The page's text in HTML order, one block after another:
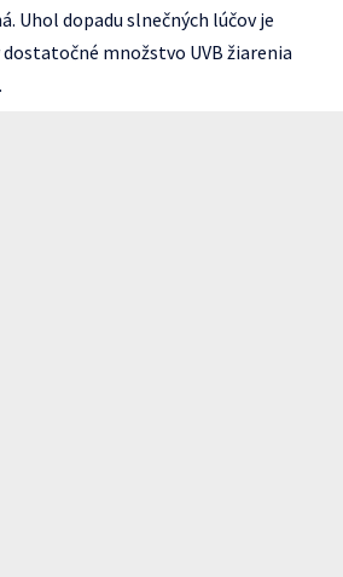
Uhol dopadu slnečných lúčov je
množstvo UVB žiarenia